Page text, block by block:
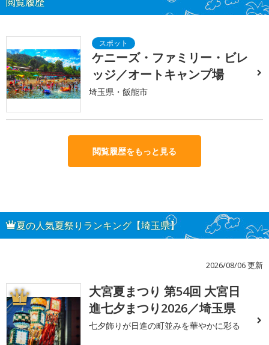
ケニーズ・ファミリー・ビレ
ッジ／オートキャンプ場
埼玉県・飯能市
閲覧履歴をもっと見る
夏の人気夏祭りランキング【埼玉県】
2026/08/06 更新
1
大宮夏まつり 第54回 大宮日
進七夕まつり2026／埼玉県
七夕飾りが日進の町並みを華やかに彩る